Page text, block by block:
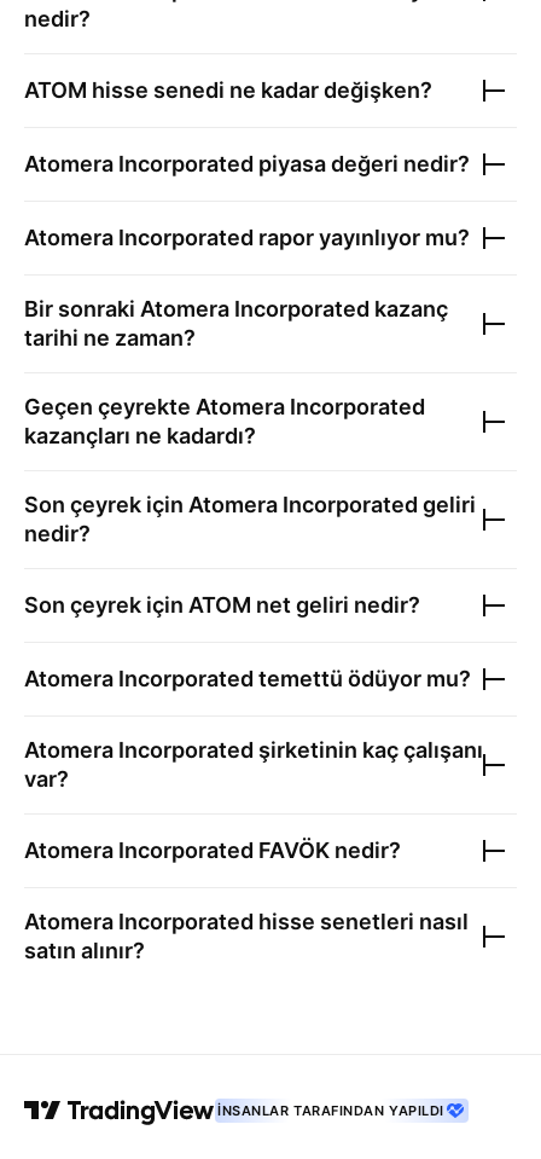
nedir?
ATOM hisse senedi ne kadar değişken?
Atomera Incorporated piyasa değeri nedir?
Atomera Incorporated rapor yayınlıyor mu?
Bir sonraki Atomera Incorporated kazanç
tarihi ne zaman?
Geçen çeyrekte Atomera Incorporated
kazançları ne kadardı?
Son çeyrek için Atomera Incorporated geliri
nedir?
Son çeyrek için ATOM net geliri nedir?
Atomera Incorporated temettü ödüyor mu?
Atomera Incorporated şirketinin kaç çalışanı
var?
Atomera Incorporated FAVÖK nedir?
Atomera Incorporated hisse senetleri nasıl
satın alınır?
İNSANLAR TARAFINDAN YAPILDI